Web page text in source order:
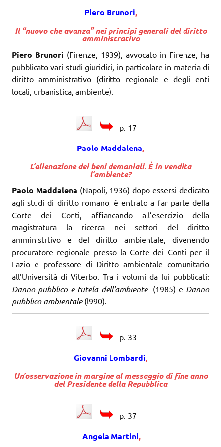
Piero Brunori,
Il “nuovo che avanza” nei principi generali del diritto
amministrativo
Piero Brunori (Firenze, 1939), avvocato in Firenze, ha
pubblicato vari studi giuridici, in particolare in materia di
diritto amministrativo (diritto regionale e degli enti
locali, urbanistica, ambiente).
p. 17
Paolo Maddalena,
L’alienazione dei beni demaniali. È in vendita
l’ambiente?
Paolo Maddalena (Napoli, 1936) dopo essersi dedicato
agli studi di diritto romano, è entrato a far parte della
Corte dei Conti, affiancando all’esercizio della
magistratura la ricerca nei settori del diritto
amministrtivo e del diritto ambientale, divenendo
procuratore regionale presso la Corte dei Conti per il
Lazio e professore di Diritto ambientale comunitario
all’Università di Viterbo. Tra i volumi da lui pubblicati:
Danno pubblico e tutela dell’ambiente (1985) e Danno
pubblico ambientale(l990).
p. 33
Giovanni Lombardi,
Un’osservazione in margine al messaggio di fine anno
del Presidente della Repubblica
p. 37
Angela Martini,